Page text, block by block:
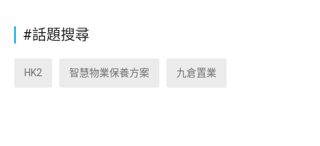
#話題搜尋
HK2 智慧物業保養方案 九倉置業